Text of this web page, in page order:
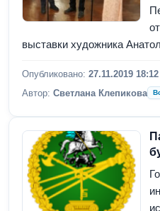
выставки художника
Опубликовано: 27.11.2019 18:12
Автор: Светлана Клепикова